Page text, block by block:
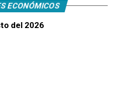
ECONÓMICOS
del 2026